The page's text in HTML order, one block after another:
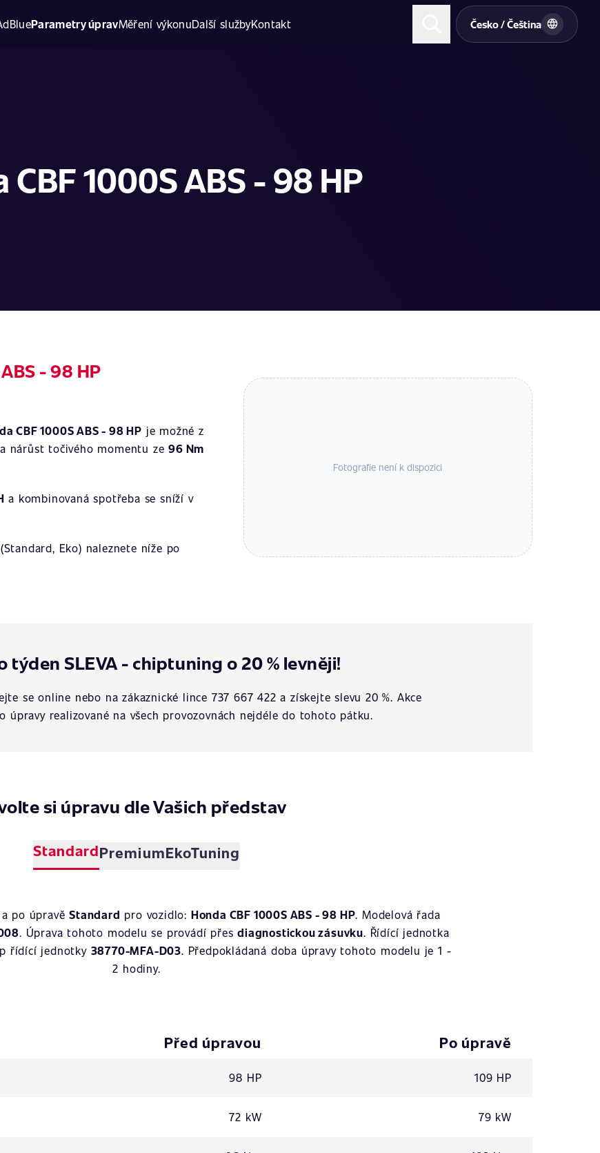
Parametry úpravMěření výkonuDalší službyKontakt Česko / Čeština
CBF 1000S ABS - 98 HP
- 98 HP
CBF 1000S ABS - 98 HP je možné z
a nárůst točivého momentu ze96 Nm
a kombinovaná spotřeba se sníží v
Eko) naleznete níže po
Fotografie není k dispozici
týden SLEVA - chiptuning o 20 % levněji!
se online nebo na zákaznické lince 737 667 422 a získejte slevu 20 %. Akce
úpravy realizované na všech provozovnách nejdéle do tohoto pátku.
si úpravu dle Vašich představ
StandardPremiumEkoTuning
a po úpravěStandard pro vozidlo: Honda CBF 1000S ABS - 98 HP. Modelová řada
. Úprava tohoto modelu se provádí přesdiagnostickou zásuvku. Řídící jednotka
řídící jednotky 38770-MFA-D03. Předpokládaná doba úpravy tohoto modelu je 1 -
2 hodiny.
Před úpravou Po úpravě
98 HP 109 HP
72 kW 79 kW